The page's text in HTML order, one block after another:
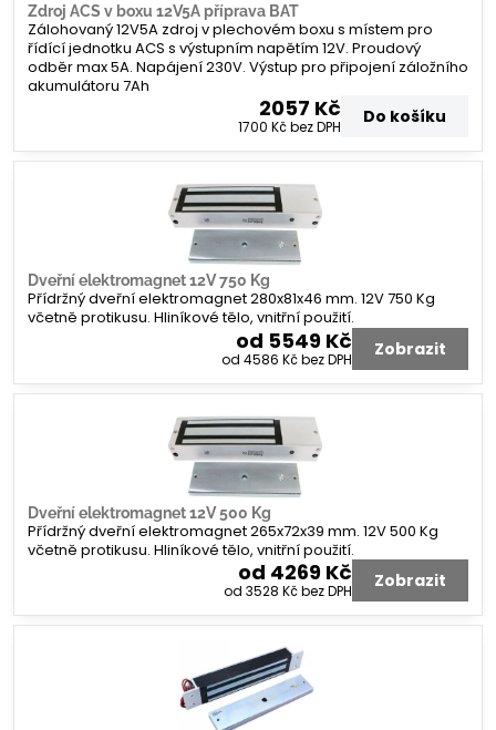
Zdroj ACS v boxu 12V5A příprava BAT
Zálohovaný 12V5A zdroj v plechovém boxu s místem pro
řídící jednotku ACS s výstupním napětím 12V. Proudový
odběr max 5A. Napájení 230V. Výstup pro připojení záložního
akumulátoru 7Ah
2057 Kč
1700 Kčbez DPH Do košíku
Dveřní elektromagnet 12V 750 Kg
Přídržný dveřní elektromagnet 280x81x46 mm. 12V 750 Kg
včetně protikusu. Hliníkové tělo, vnitřní použití.
od 5549 Kč
od 4586 Kčbez DPH Zobrazit
Dveřní elektromagnet 12V 500 Kg
Přídržný dveřní elektromagnet 265x72x39 mm. 12V 500 Kg
včetně protikusu. Hliníkové tělo, vnitřní použití.
od 4269 Kč
od 3528 Kčbez DPH Zobrazit